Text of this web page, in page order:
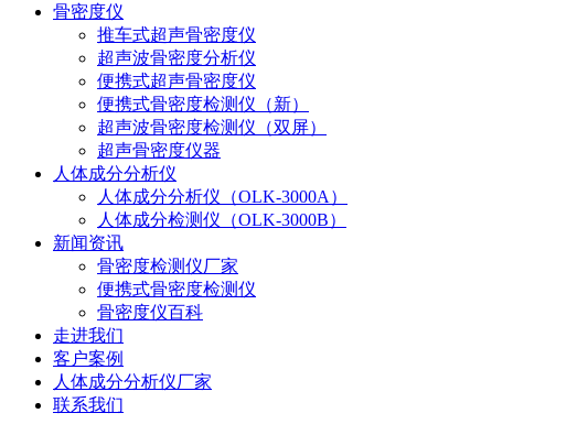
骨密度仪
推车式超声骨密度仪
超声波骨密度分析仪
便携式超声骨密度仪
便携式骨密度检测仪（新）
超声波骨密度检测仪（双屏）
超声骨密度仪器
人体成分分析仪
人体成分分析仪（OLK-3000A）
人体成分检测仪（OLK-3000B）
新闻资讯
骨密度检测仪厂家
便携式骨密度检测仪
骨密度仪百科
走进我们
客户案例
人体成分分析仪厂家
联系我们